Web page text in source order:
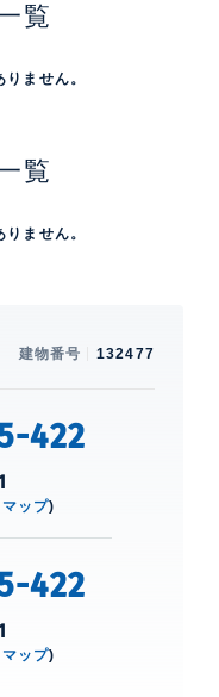
覧
ません。
覧
ません。
建物番号 132477
422
マップ)
422
マップ)